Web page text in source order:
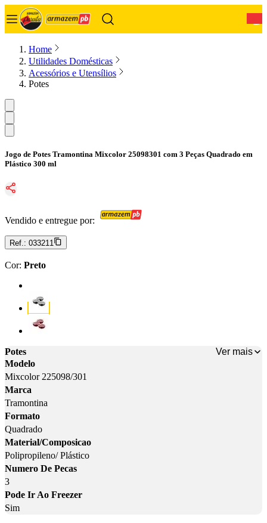
Home
Utilidades Domésticas
Acessórios e Utensílios
Potes
Jogo de Potes Tramontina Mixcolor 25098301 com 3 Peças Quadrado em
Plástico 300 ml
Vendido e entregue por:
Ref.: 033211
Cor: Preto
Cor: Preto
Cor: Vermelho
Potes
Ver mais
Modelo
Mixcolor 225098/301
Marca
Tramontina
Formato
Quadrado
Material/Composicao
Polipropileno/ Plástico
Numero De Pecas
3
Pode Ir Ao Freezer
Sim